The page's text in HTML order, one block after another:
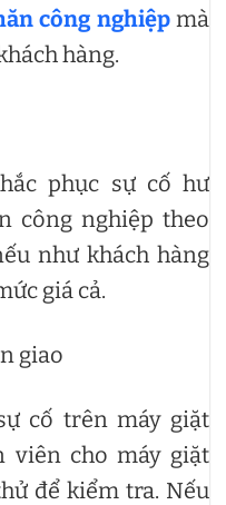
công nghiệpmà
hàng.
phục sự cố hư
công nghiệp theo
như khách hàng
giá cả.
giao
cố trên máy giặt
viên cho máy giặt
để kiểm tra. Nếu